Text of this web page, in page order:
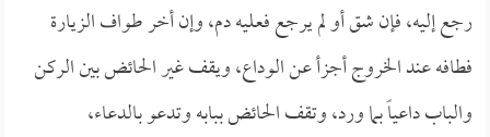
رجع إليه، فإن شق أو لم يرجع فعليه دم، وإن أخر طواف الزيارة
فطافه عند الخروج أجزأ عن الوداع، ويقف غير الحائض بين الركن
والباب داعياً بما ورد، وتقف الحائض ببابه وتدعو بالدعاء،